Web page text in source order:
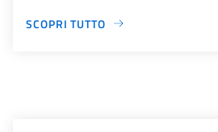
SCOPRI TUTTO